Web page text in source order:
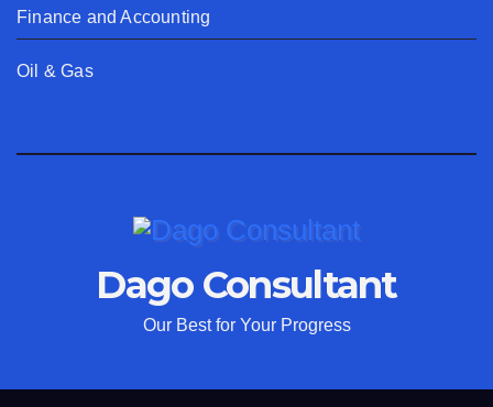
Finance and Accounting
Oil & Gas
Dago Consultant
Our Best for Your Progress